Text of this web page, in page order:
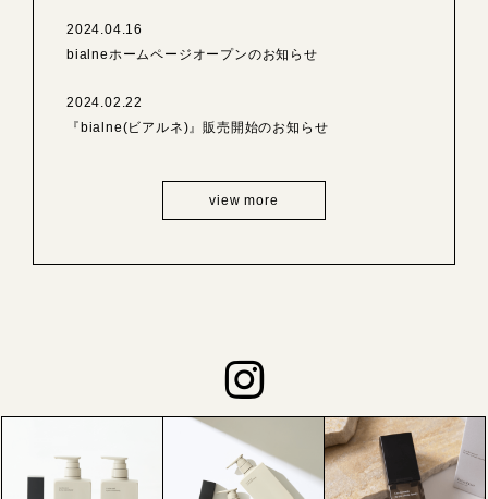
2024.04.16
bialneホームページオープンのお知らせ
2024.02.22
『bialne(ビアルネ)』販売開始のお知らせ
view more